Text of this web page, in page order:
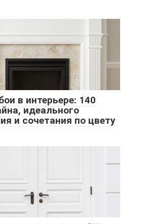
в интерьере: 140
идеального
и сочетания по цвету